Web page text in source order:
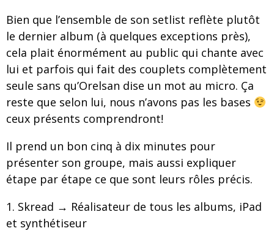
Bien que l’ensemble de son setlist reflète plutôt
le dernier album (à quelques exceptions près),
cela plait énormément au public qui chante avec
lui et parfois qui fait des couplets complètement
seule sans qu’Orelsan dise un mot au micro. Ça
reste que selon lui, nous n’avons pas les bases
ceux présents comprendront!
Il prend un bon cinq à dix minutes pour
présenter son groupe, mais aussi expliquer
étape par étape ce que sont leurs rôles précis.
Skread → Réalisateur de tous les albums, iPad
et synthétiseur